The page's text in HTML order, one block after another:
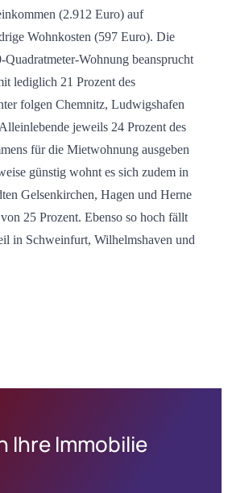
(2.912 Euro) auf
Wohnkosten (597 Euro). Die
Quadratmeter-Wohnung beansprucht
lediglich 21 Prozent des
folgen Chemnitz, Ludwigshafen
jeweils 24 Prozent des
für die Mietwohnung ausgeben
günstig wohnt es sich zudem in
Gelsenkirchen, Hagen und Herne
25 Prozent. Ebenso so hoch fällt
in Schweinfurt, Wilhelmshaven und
Ihre Immobilie